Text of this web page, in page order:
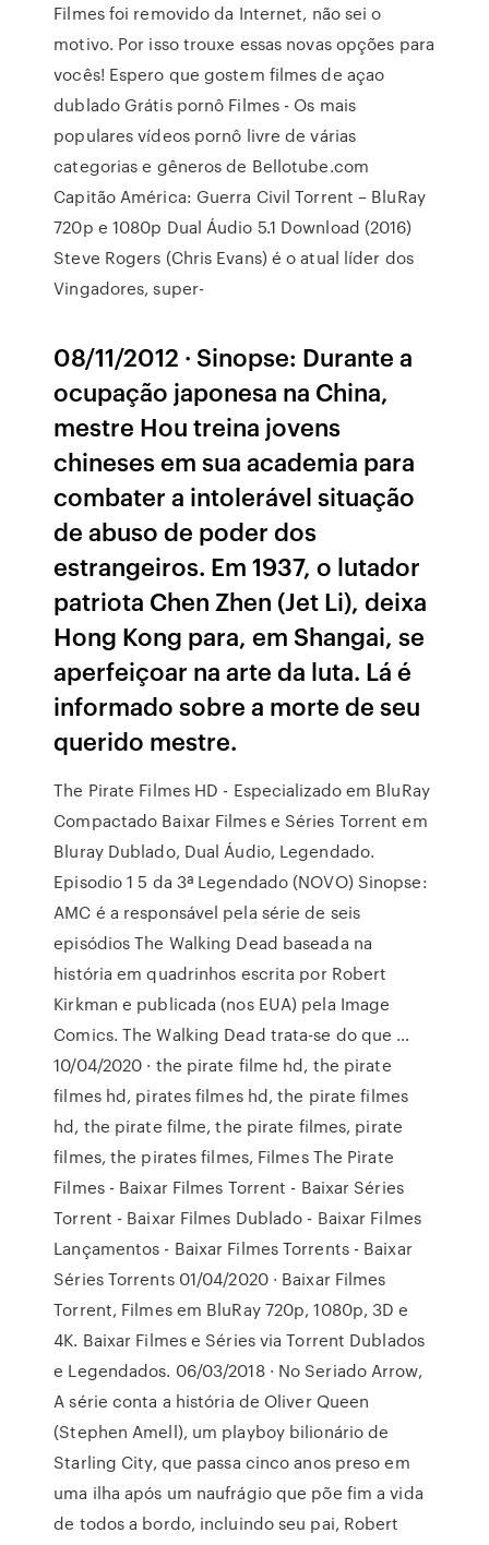
Filmes foi removido da Internet, não sei o
motivo. Por isso trouxe essas novas opções para
vocês! Espero que gostem filmes de açao
dublado Grátis pornô Filmes - Os mais
populares vídeos pornô livre de várias
categorias e gêneros de Bellotube.com
Capitão América: Guerra Civil Torrent – BluRay
720p e 1080p Dual Áudio 5.1 Download (2016)
Steve Rogers (Chris Evans) é o atual líder dos
Vingadores, super-
08/11/2012 · Sinopse: Durante a
ocupação japonesa na China,
mestre Hou treina jovens
chineses em sua academia para
combater a intolerável situação
de abuso de poder dos
estrangeiros. Em 1937, o lutador
patriota Chen Zhen (Jet Li), deixa
Hong Kong para, em Shangai, se
aperfeiçoar na arte da luta. Lá é
informado sobre a morte de seu
querido mestre.
The Pirate Filmes HD - Especializado em BluRay
Compactado Baixar Filmes e Séries Torrent em
Bluray Dublado, Dual Áudio, Legendado.
Episodio 1 5 da 3ª Legendado (NOVO) Sinopse:
AMC é a responsável pela série de seis
episódios The Walking Dead baseada na
história em quadrinhos escrita por Robert
Kirkman e publicada (nos EUA) pela Image
Comics. The Walking Dead trata-se do que …
10/04/2020 · the pirate filme hd, the pirate
filmes hd, pirates filmes hd, the pirate filmes
hd, the pirate filme, the pirate filmes, pirate
filmes, the pirates filmes, Filmes The Pirate
Filmes - Baixar Filmes Torrent - Baixar Séries
Torrent - Baixar Filmes Dublado - Baixar Filmes
Lançamentos - Baixar Filmes Torrents - Baixar
Séries Torrents 01/04/2020 · Baixar Filmes
Torrent, Filmes em BluRay 720p, 1080p, 3D e
4K. Baixar Filmes e Séries via Torrent Dublados
e Legendados. 06/03/2018 · No Seriado Arrow,
A série conta a história de Oliver Queen
(Stephen Amell), um playboy bilionário de
Starling City, que passa cinco anos preso em
uma ilha após um naufrágio que põe fim a vida
de todos a bordo, incluindo seu pai, Robert